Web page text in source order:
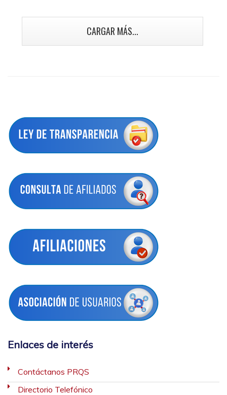
CARGAR MÁS...
Enlaces de interés
Contáctanos PRQS
Directorio Telefónico